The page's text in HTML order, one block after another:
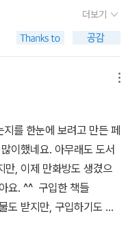
이라면, 배트맨의 인간적인
다 읽어보셨다면 분명
나이트 리턴즈'는 배트맨
배트맨으로 다시 돌아오
다 건강한 정신과 육신
니다. 그것은 브루스 웨인
야하며, 또 탄생시켜야한
웨인이 슈퍼 히어로가 아
상상해보지 못했던것
지게 된것 같습니다.단순
인 캐릭터는 슈퍼맨과 배
른생활 사나이, 배트맨
저 역시 슈퍼맨과 배트맨
, 다시 보니 DC코믹스
맨 - 슈퍼맨 캐릭터는 많
외로 많이 번역되지 않
등장합니다. 원더
밀리기전에 읽어야지...하
있어요.^^ 초반에 세미콜
이 넘어갔나봅니다. 세미
더보기
를 한눈에 보려고 만든 페
이했네요. 아무래도 도서
만, 이제 만화방도 생겼으
아요. ^^ 구입한 책들
도 받지만, 구입하기도 해